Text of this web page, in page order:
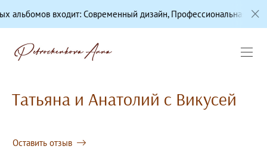
входит: Современный дизайн, Профессиональная
Татьяна и Анатолий с Викусей
Оставить отзыв